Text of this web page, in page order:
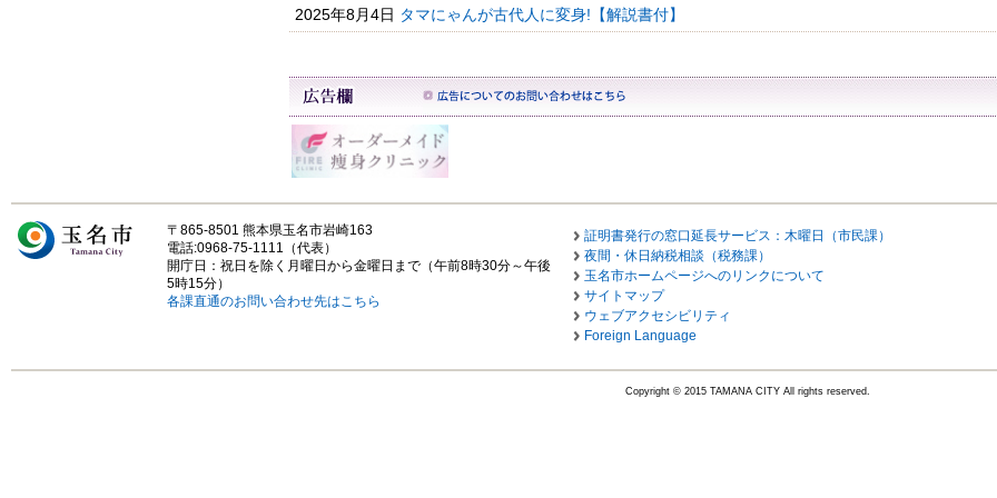
2025年8月4日 タマにゃんが古代人に変身!【解説書付】
〒865-8501 熊本県玉名市岩崎163
電話:0968-75-1111（代表）
開庁日：祝日を除く月曜日から金曜日まで（午前8時30分～午後
5時15分）
各課直通のお問い合わせ先はこちら
証明書発行の窓口延長サービス：木曜日（市民課）
夜間・休日納税相談（税務課）
玉名市ホームページへのリンクについて
サイトマップ
ウェブアクセシビリティ
Foreign Language
Copyright © 2015 TAMANA CITY All rights reserved.